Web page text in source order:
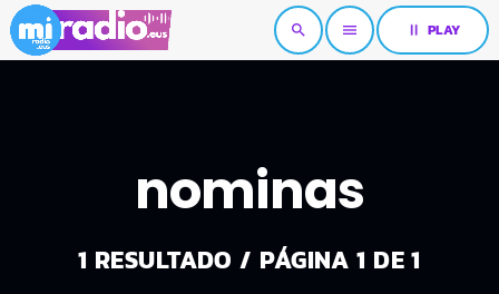
search menu pause PLAY
nominas
1 RESULTADO / PÁGINA 1 DE 1